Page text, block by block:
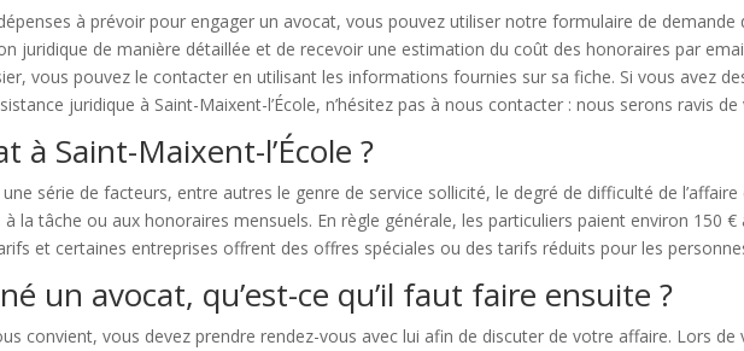
à prévoir pour engager un avocat, vous pouvez utiliser notre formulaire de demande
juridique de manière détaillée et de recevoir une estimation du coût des honoraires par
vous pouvez le contacter en utilisant les informations fournies sur sa fiche. Si vous avez
juridique à Saint-Maixent-l’École, n’hésitez pas à nous contacter : nous serons ravis
à Saint-Maixent-l’École ?
série de facteurs, entre autres le genre de service sollicité, le degré de difficulté de
la tâche ou aux honoraires mensuels. En règle générale, les particuliers paient environ 150 €
et certaines entreprises offrent des offres spéciales ou des tarifs réduits pour les
un avocat, qu’est-ce qu’il faut faire ensuite ?
convient, vous devez prendre rendez-vous avec lui afin de discuter de votre affaire. Lors de